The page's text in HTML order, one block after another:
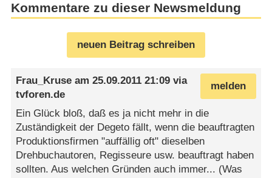
Kommentare zu dieser Newsmeldung
neuen Beitrag schreiben
melden
Frau_Kruse am25.09.2011 21:09 via
tvforen.de
Ein Glück bloß, daß es ja nicht mehr in die
Zuständigkeit der Degeto fällt, wenn die beauftragten
Produktionsfirmen "auffällig oft" dieselben
Drehbuchautoren, Regisseure usw. beauftragt haben
sollten. Aus welchen Gründen auch immer... (Was